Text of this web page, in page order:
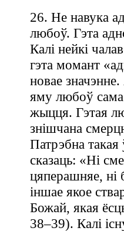
26. Не навука
любоў. Гэта
Калі нейкі
гэта момант
новае
яму любоў
жыцця. Гэтая
знішчана
Патрэбна
сказаць: «Ні
цяперашняе, ні
іншае якое
Божай, якая
38–39). Калі